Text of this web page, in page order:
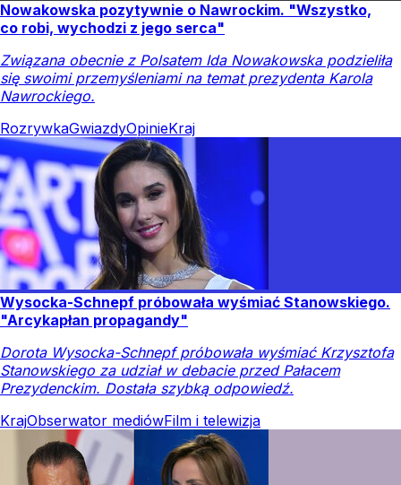
Nowakowska pozytywnie o Nawrockim. "Wszystko,
co robi, wychodzi z jego serca"
Związana obecnie z Polsatem Ida Nowakowska podzieliła
się swoimi przemyśleniami na temat prezydenta Karola
Nawrockiego.
RozrywkaGwiazdyOpinieKraj
Wysocka-Schnepf próbowała wyśmiać Stanowskiego.
"Arcykapłan propagandy"
Dorota Wysocka-Schnepf próbowała wyśmiać Krzysztofa
Stanowskiego za udział w debacie przed Pałacem
Prezydenckim. Dostała szybką odpowiedź.
KrajObserwator mediówFilm i telewizja